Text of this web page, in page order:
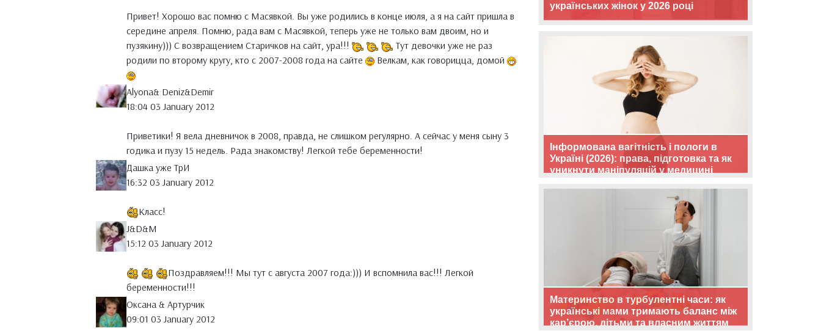
Привет! Хорошо вас помню с Масявкой. Вы уже родились в конце июля, а я на сайт пришла в
середине апреля. Помню, рада вам с Масявкой, теперь уже не только вам двоим, но и
пузякину))) С возвращением Старичков на сайт, ура!!!
Тут девочки уже не раз
родили по второму кругу, кто с 2007-2008 года на сайте
Велкам, как говорицца, домой
Alyona& Deniz&Demir
18:04 03 January 2012
Приветики! Я вела дневничок в 2008, правда, не слишком регулярно. А сейчас у меня сыну 3
годика и пузу 15 недель. Рада знакомству! Легкой тебе беременности!
Дашка уже ТрИ
16:32 03 January 2012
Класс!
J&D&M
15:12 03 January 2012
Поздравляем!!! Мы тут с августа 2007 года:))) И вспомнила вас!!! Легкой
беременности!!!
Оксана & Артурчик
09:01 03 January 2012
українських жінок у 2026 році
Інформована вагітність і пологи в
Україні (2026): права, підготовка та як
уникнути маніпуляцій у медицині
Материнство в турбулентні часи: як
українські мами тримають баланс між
кар’єрою, дітьми та власним життям